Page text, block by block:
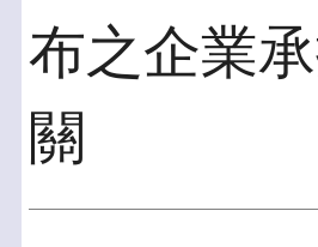
布之企業
關